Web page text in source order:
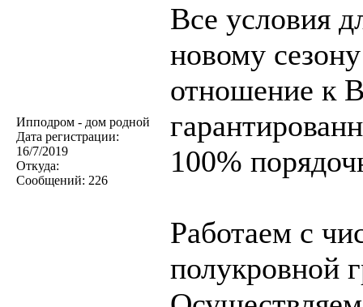
Ипподром - дом родной
Дата регистрации:
16/7/2019
Откуда:
Сообщений: 226
Все условия
новому
отношение к
100%
Работаем с
полукровной